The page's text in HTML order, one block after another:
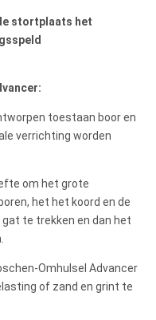
stortplaats het
toestaan boor en
verrichting worden
om het grote
het het koord en de
te trekken en dan het
Omhulsel Advancer
of zand en grint te